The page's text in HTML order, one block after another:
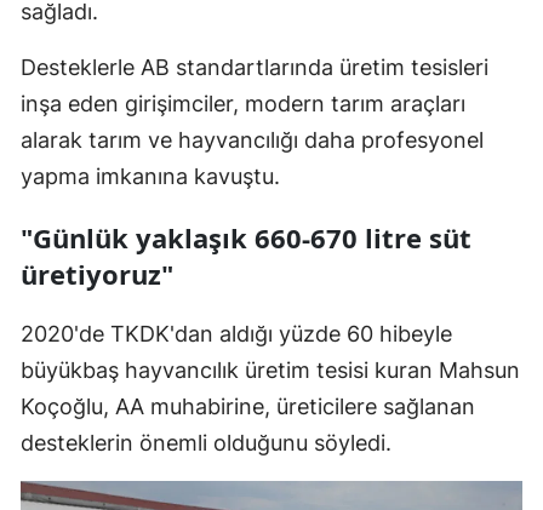
sağladı.
Desteklerle AB standartlarında üretim tesisleri
inşa eden girişimciler, modern tarım araçları
alarak tarım ve hayvancılığı daha profesyonel
yapma imkanına kavuştu.
"Günlük yaklaşık 660-670 litre süt
üretiyoruz"
2020'de TKDK'dan aldığı yüzde 60 hibeyle
büyükbaş hayvancılık üretim tesisi kuran Mahsun
Koçoğlu, AA muhabirine, üreticilere sağlanan
desteklerin önemli olduğunu söyledi.